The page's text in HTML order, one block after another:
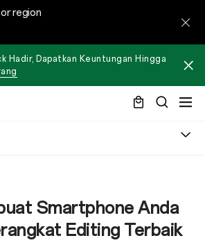
region
Hadir, Dapatkan Keuntungan Hingga
Smartphone Anda
Editing Terbaik